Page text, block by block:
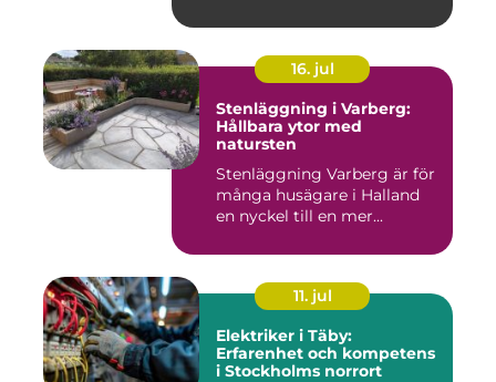
16. jul
Stenläggning i Varberg:
Hållbara ytor med
natursten
Stenläggning Varberg är för
många husägare i Halland
en nyckel till en mer...
11. jul
Elektriker i Täby:
Erfarenhet och kompetens
i Stockholms norrort